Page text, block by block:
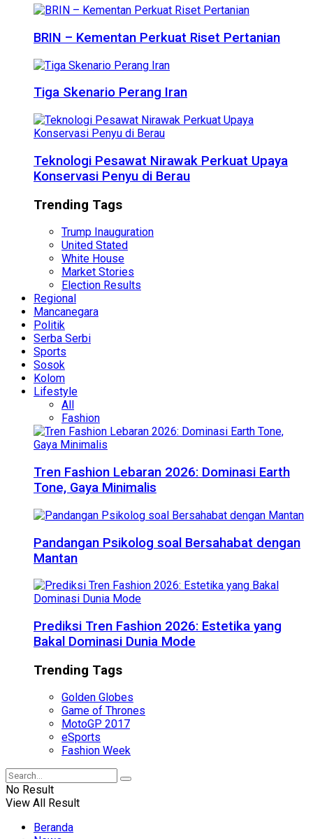
BRIN – Kementan Perkuat Riset Pertanian
Tiga Skenario Perang Iran
Teknologi Pesawat Nirawak Perkuat Upaya
Konservasi Penyu di Berau
Trending Tags
Trump Inauguration
United Stated
White House
Market Stories
Election Results
Regional
Mancanegara
Politik
Serba Serbi
Sports
Sosok
Kolom
Lifestyle
All
Fashion
Tren Fashion Lebaran 2026: Dominasi Earth
Tone, Gaya Minimalis
Pandangan Psikolog soal Bersahabat dengan
Mantan
Prediksi Tren Fashion 2026: Estetika yang
Bakal Dominasi Dunia Mode
Trending Tags
Golden Globes
Game of Thrones
MotoGP 2017
eSports
Fashion Week
No Result
View All Result
Beranda